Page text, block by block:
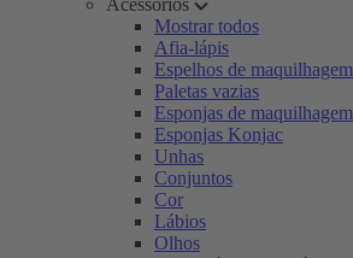
Acessórios
Mostrar todos
Afia-lápis
Espelhos de maquilhagem
Paletas vazias
Esponjas de maquilhagem
Esponjas Konjac
Unhas
Conjuntos
Cor
Lábios
Olhos